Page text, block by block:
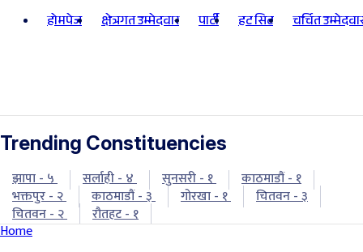
होमपेज क्षेत्रगत उम्मेदवार पार्टी हट सिट चर्चित
Trending Constituencies
झापा - ५ सर्लाही - ४ सुनसरी - १
काठमाडौं - १
भक्तपुर - २
काठमाडौं - ३ गोरखा - १
चितवन - ३
चितवन - २
रौतहट - १
Home